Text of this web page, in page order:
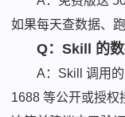
如果每天查数据、
Q：Skill 的数
A：Skill 调用
1688 等公开或授权